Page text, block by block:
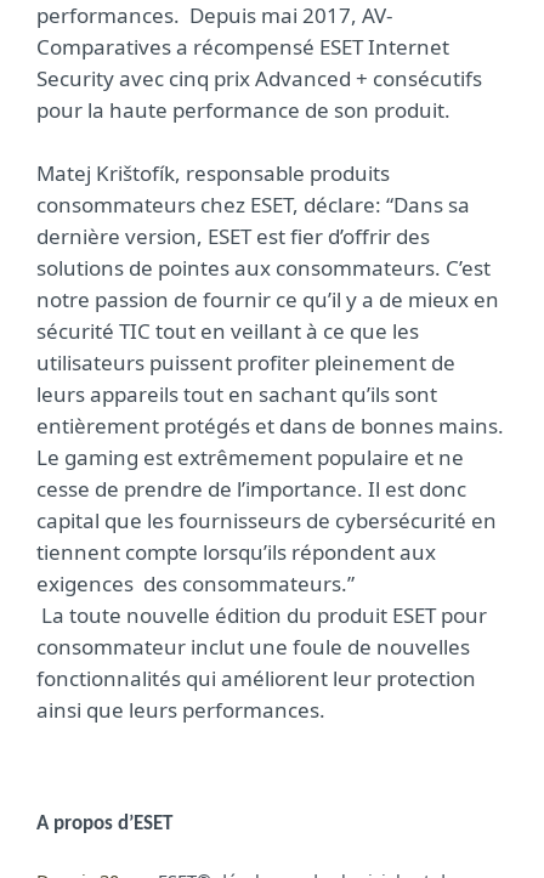
performances. Depuis mai 2017, AV-
Comparatives a récompensé ESET Internet
Security avec cinq prix Advanced + consécutifs
pour la haute performance de son produit.
Matej Krištofík, responsable produits
consommateurs chez ESET, déclare: “Dans sa
dernière version, ESET est fier d’offrir des
solutions de pointes aux consommateurs. C’est
notre passion de fournir ce qu’il y a de mieux en
sécurité TIC tout en veillant à ce que les
utilisateurs puissent profiter pleinement de
leurs appareils tout en sachant qu’ils sont
entièrement protégés et dans de bonnes mains.
Le gaming est extrêmement populaire et ne
cesse de prendre de l’importance. Il est donc
capital que les fournisseurs de cybersécurité en
tiennent compte lorsqu’ils répondent aux
exigences des consommateurs.”
La toute nouvelle édition du produit ESET pour
consommateur inclut une foule de nouvelles
fonctionnalités qui améliorent leur protection
ainsi que leurs performances.
A propos d’ESET